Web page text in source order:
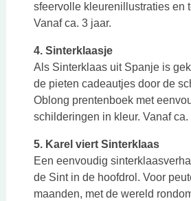
sfeervolle kleurenillustraties en
Vanaf ca. 3 jaar.
4. Sinterklaasje
Als Sinterklaas uit Spanje is
de pieten cadeautjes door de
Oblong prentenboek met
schilderingen in kleur. Vanaf ca.
5. Karel viert Sinterklaas
Een eenvoudig
de Sint in de hoofdrol. Voor
maanden, met de wereld